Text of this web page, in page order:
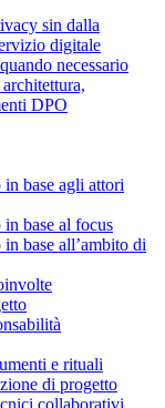
sin dalla
digitale
necessario
DPO
base agli attori
base al focus
base all’ambito di
e rituali
di progetto
collaborativi